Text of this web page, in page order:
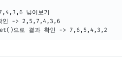
넣어보기
인 -> 2,5,7,4,3,6
으로 결과 확인 -> 7,6,5,4,3,2